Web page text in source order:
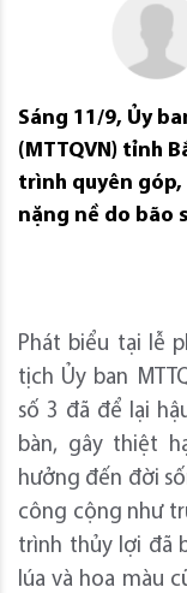
Sáng 11/9, Ủy
(MTTQVN) tỉnh
trình quyên
nặng nề do bão
Phát biểu tại lễ
tịch Ủy ban
số 3 đã để lại
bàn, gây thiệt
hưởng đến đời
công cộng như
trình thủy lợi đã
lúa và hoa màu